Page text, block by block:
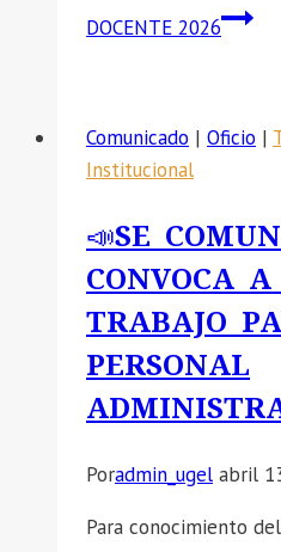
DOCENTE 2026
Comunicado | Oficio |
Institucional
📣SE
CONVOCA
TRABAJO
PERSONAL
Poradmin_ugel abril
Para conocimiento